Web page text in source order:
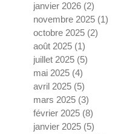
janvier 2026 (2)
novembre 2025 (1)
octobre 2025 (2)
août 2025 (1)
juillet 2025 (5)
mai 2025 (4)
avril 2025 (5)
mars 2025 (3)
février 2025 (8)
janvier 2025 (5)